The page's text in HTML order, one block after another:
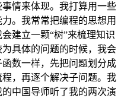
情来体现。我打算用一些
。我常常把编程的思想用
建立一颗“树”来梳理知识
具体的问题的时候，我会
数一样，先把问题划分成
，再逐个解决子问题。我
中国导师听了我的两次演